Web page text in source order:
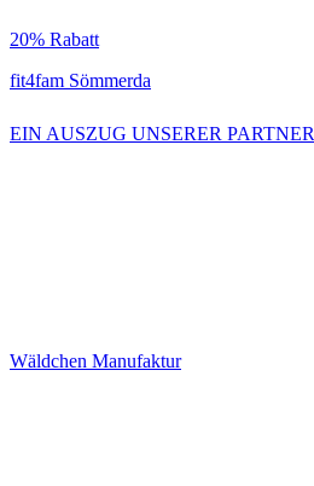
20% Rabatt
fit4fam Sömmerda
EIN AUSZUG UNSERER PARTNER
Wäldchen Manufaktur